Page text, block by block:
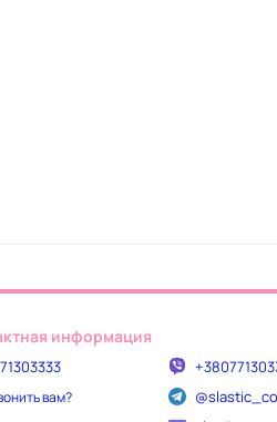
информация
вам?